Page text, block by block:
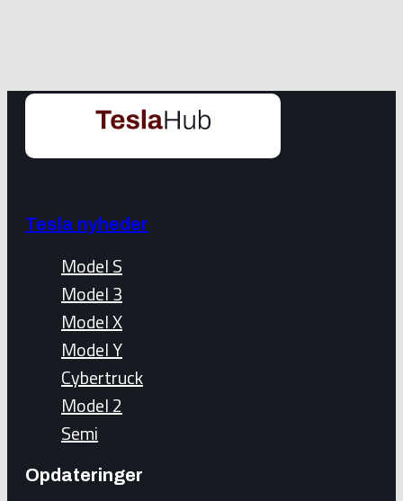
Tesla nyheder
Model S
Model 3
Model X
Model Y
Cybertruck
Model 2
Semi
Opdateringer